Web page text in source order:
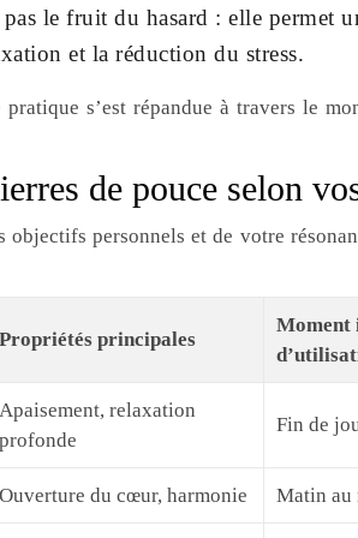
le fruit du hasard : elle permet
et la réduction du stress.
s’est répandue à travers le
de pouce selon
personnels et de votre
Propriétés principales
Moment
Apaisement, relaxation
profonde
Fin de
Ouverture du cœur, harmonie Matin au